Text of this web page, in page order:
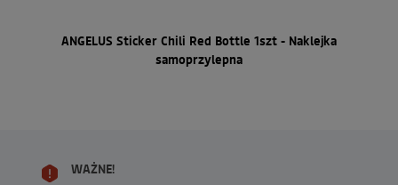
ANGELUS Sticker Chili Red Bottle 1szt - Naklejka
samoprzylepna
WAŻNE!